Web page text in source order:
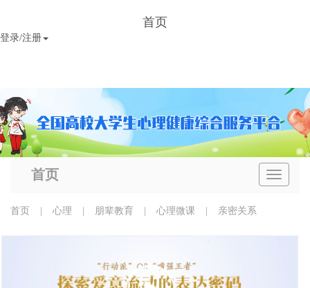
首页
登录/注册
导
航
首页
首页 心理 朋辈教育 心理微课 亲密关系